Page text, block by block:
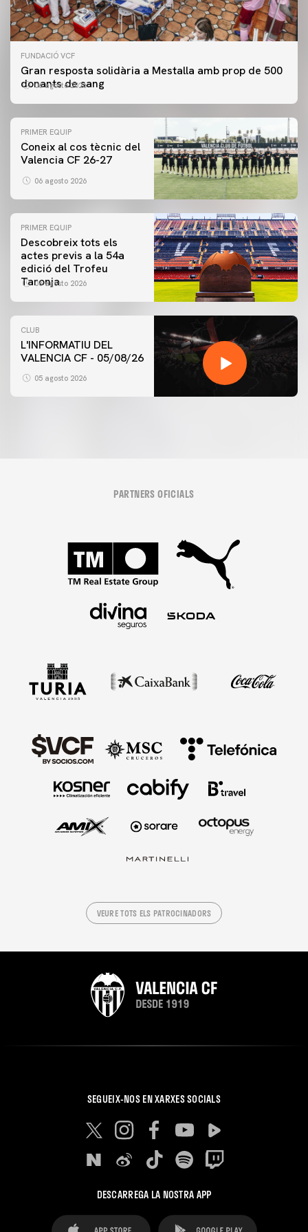
FUNDACIÓ VCF
Gran resposta solidària a Mestalla amb prop de 500
donants de sang
06 agosto 2026
PRIMER EQUIP
Coneix al cos tècnic del
Valencia CF 26-27
06 agosto 2026
PRIMER EQUIP
Descobreix tots els
actes previs a la 54a
edició del Trofeu
Taronja
06 agosto 2026
CLUB
L'INFORMATIU DEL
VALENCIA CF - 05/08/26
05 agosto 2026
PARTNERS OFICIALS
VEURE TOTS ELS PATROCINADORS
SEGUEIX-NOS EN XARXES SOCIALS
DESCARREGA LA NOSTRA APP